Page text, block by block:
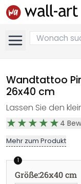
Wandtattoo
26x40 cm
Lassen Sie den
4
Mehr zum Produkt
1
Größe:26x40 cm